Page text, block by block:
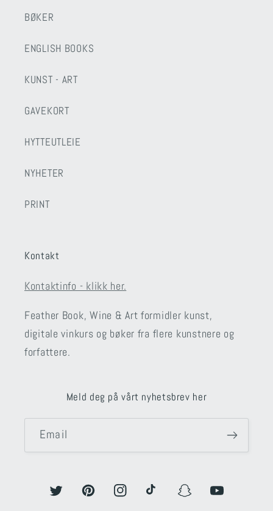
BØKER
ENGLISH BOOKS
KUNST - ART
GAVEKORT
HYTTEUTLEIE
NYHETER
PRINT
Kontakt
Kontaktinfo - klikk her.
Feather Book, Wine & Art formidler kunst,
digitale vinkurs og bøker fra flere kunstnere og
forfattere.
Meld deg på vårt nyhetsbrev her
Email
Twitter PinterestInstagramTikTok SnapchatYouTube